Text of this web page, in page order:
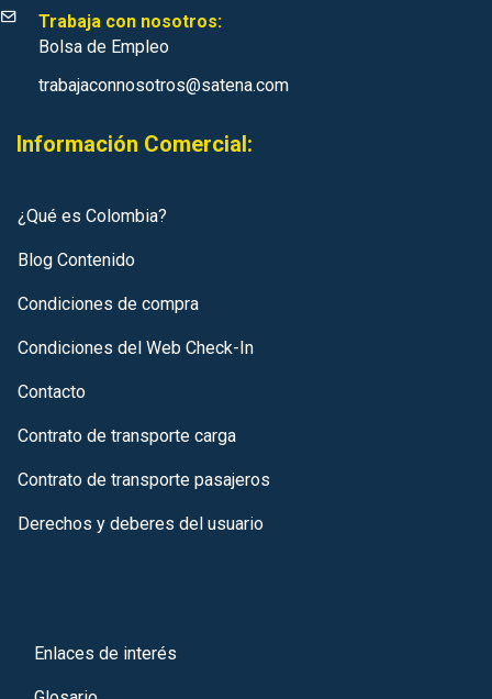
Trabaja con nosotros:
Bolsa de Empleo
trabajaconnosotros@satena.com
Información Comercial:
¿Qué es Colombia?
Blog Contenido
Condiciones de compra
Condiciones del Web Check-In
Contacto
Contrato de transporte carga
Contrato de transporte pasajeros
Derechos y deberes del usuario
Enlaces de interés